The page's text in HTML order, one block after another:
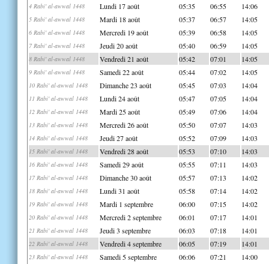
4 Rabi' al-awwal 1448 Lundi 17 août 05:35 06:55 14:06
5 Rabi' al-awwal 1448 Mardi 18 août 05:37 06:57 14:05
6 Rabi' al-awwal 1448 Mercredi 19 août 05:39 06:58 14:05
7 Rabi' al-awwal 1448 Jeudi 20 août 05:40 06:59 14:05
8 Rabi' al-awwal 1448 Vendredi 21 août 05:42 07:01 14:05
9 Rabi' al-awwal 1448 Samedi 22 août 05:44 07:02 14:05
10 Rabi' al-awwal 1448 Dimanche 23 août 05:45 07:03 14:04
11 Rabi' al-awwal 1448 Lundi 24 août 05:47 07:05 14:04
12 Rabi' al-awwal 1448 Mardi 25 août 05:49 07:06 14:04
13 Rabi' al-awwal 1448 Mercredi 26 août 05:50 07:07 14:03
14 Rabi' al-awwal 1448 Jeudi 27 août 05:52 07:09 14:03
15 Rabi' al-awwal 1448 Vendredi 28 août 05:53 07:10 14:03
16 Rabi' al-awwal 1448 Samedi 29 août 05:55 07:11 14:03
17 Rabi' al-awwal 1448 Dimanche 30 août 05:57 07:13 14:02
18 Rabi' al-awwal 1448 Lundi 31 août 05:58 07:14 14:02
19 Rabi' al-awwal 1448 Mardi 1 septembre 06:00 07:15 14:02
20 Rabi' al-awwal 1448 Mercredi 2 septembre 06:01 07:17 14:01
21 Rabi' al-awwal 1448 Jeudi 3 septembre 06:03 07:18 14:01
22 Rabi' al-awwal 1448 Vendredi 4 septembre 06:05 07:19 14:01
23 Rabi' al-awwal 1448 Samedi 5 septembre 06:06 07:21 14:00